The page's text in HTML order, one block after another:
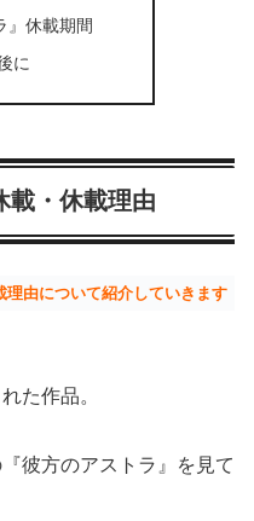
』休載期間
に
載・休載理由
理由について紹介していきます
た作品。
彼方のアストラ』を見て